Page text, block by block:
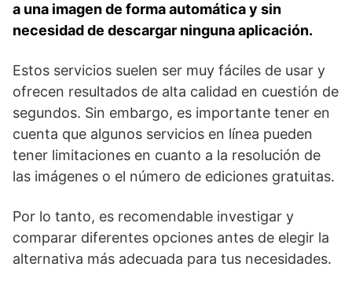
⁣a una imagen de forma automática y sin
necesidad⁣ de descargar ninguna aplicación.
Estos servicios suelen ser muy fáciles de usar y
ofrecen resultados de alta calidad en cuestión de
‍segundos. Sin embargo, es importante tener en
cuenta que algunos servicios en línea pueden
tener limitaciones en cuanto a la resolución⁤ de
las imágenes o el número de ediciones gratuitas.
Por lo tanto, es recomendable investigar y⁢
comparar diferentes opciones antes ⁢de elegir la
alternativa más adecuada para tus necesidades.